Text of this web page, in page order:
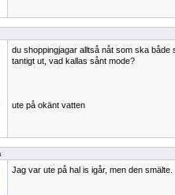
du shoppingjagar alltså nåt som ska
tantigt ut, vad kallas sånt mode?
ute på okänt vatten
Jag var ute på hal is igår, men den smälte.